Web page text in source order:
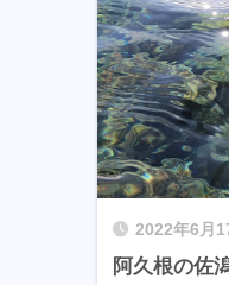
2022年6月
阿久根の佐